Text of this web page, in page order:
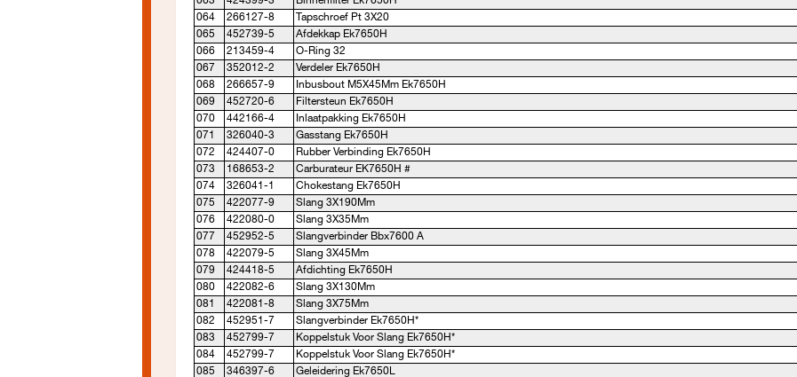
064
266127-8
Tapschroef Pt 3X20
065
452739-5
Afdekkap Ek7650H
066
213459-4
O-Ring 32
067
352012-2
Verdeler Ek7650H
068
266657-9
Inbusbout M5X45Mm Ek7650H
069
452720-6
Filtersteun Ek7650H
070
442166-4
Inlaatpakking Ek7650H
071
326040-3
Gasstang Ek7650H
072
424407-0
Rubber Verbinding Ek7650H
073
168653-2
Carburateur EK7650H #
074
326041-1
Chokestang Ek7650H
075
422077-9
Slang 3X190Mm
076
422080-0
Slang 3X35Mm
077
452952-5
Slangverbinder Bbx7600 A
078
422079-5
Slang 3X45Mm
079
424418-5
Afdichting Ek7650H
080
422082-6
Slang 3X130Mm
081
422081-8
Slang 3X75Mm
082
452951-7
Slangverbinder Ek7650H*
083
452799-7
Koppelstuk Voor Slang Ek7650H*
084
452799-7
Koppelstuk Voor Slang Ek7650H*
085
346397-6
Geleidering Ek7650L